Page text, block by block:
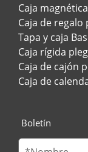
Caja magnética
Caja de
Tapa y caja
Caja rígida
Caja de cajón
Caja de
Boletín